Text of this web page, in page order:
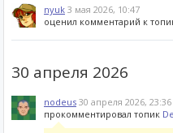
nyuk 3 мая 2026, 10:47
оценил комментарий к
30 апреля 2026
nodeus 30 апреля 2026, 23:36
прокомментировал топик